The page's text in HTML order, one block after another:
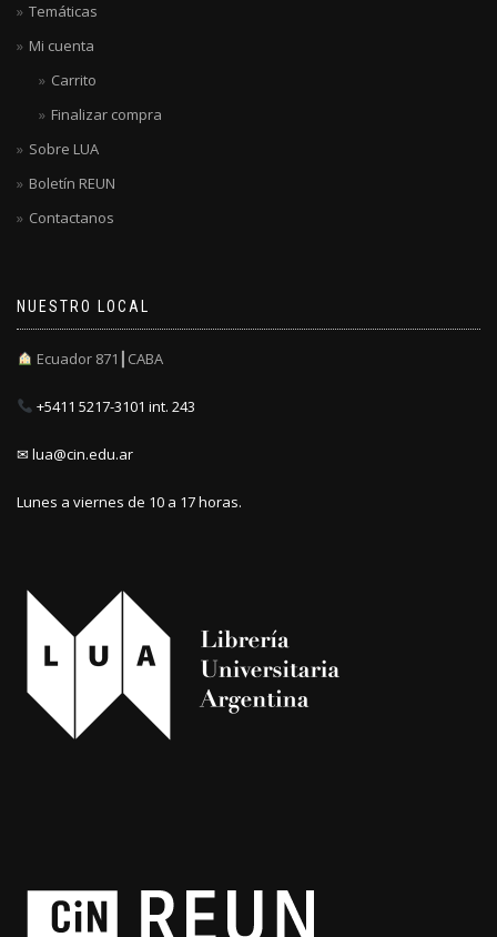
Temáticas
Mi cuenta
Carrito
Finalizar compra
Sobre LUA
Boletín REUN
Contactanos
NUESTRO LOCAL
Ecuador 871┃CABA
+5411 5217-3101 int. 243
✉ lua@cin.edu.ar
Lunes a viernes de 10 a 17 horas.